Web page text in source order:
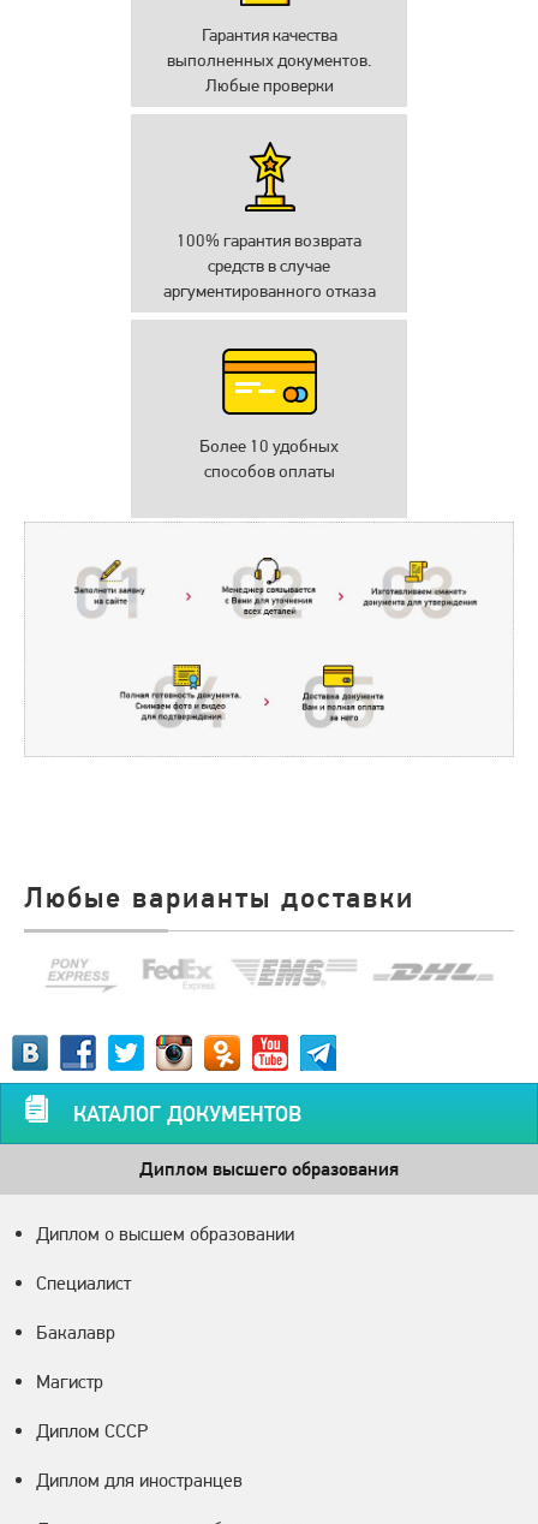
Гарантия качества
выполненных документов.
Любые проверки
100% гарантия возврата
средств в случае
аргументированного отказа
Более 10 удобных
способов оплаты
Любые варианты доставки
КАТАЛОГ ДОКУМЕНТОВ
Диплом высшего образования
Диплом о высшем образовании
Специалист
Бакалавр
Магистр
Диплом СССР
Диплом для иностранцев